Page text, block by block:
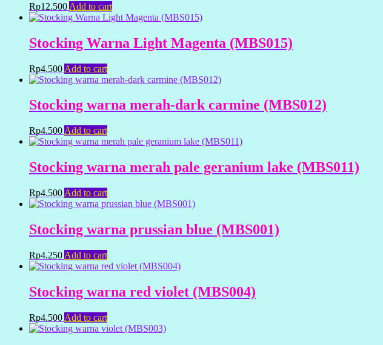
Rp12.500 Add to cart
Stocking Warna Light Magenta (MBS015)
Rp4.500 Add to cart
Stocking warna merah-dark carmine (MBS012)
Rp4.500 Add to cart
Stocking warna merah pale geranium lake (MBS011)
Rp4.500 Add to cart
Stocking warna prussian blue (MBS001)
Rp4.250 Add to cart
Stocking warna red violet (MBS004)
Rp4.500 Add to cart